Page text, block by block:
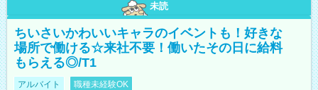
未読
ちいさいかわいいキャラのイベントも！好きな
場所で働ける☆来社不要！働いたその日に給料
もらえる◎/T1
アルバイト 職種未経験OK